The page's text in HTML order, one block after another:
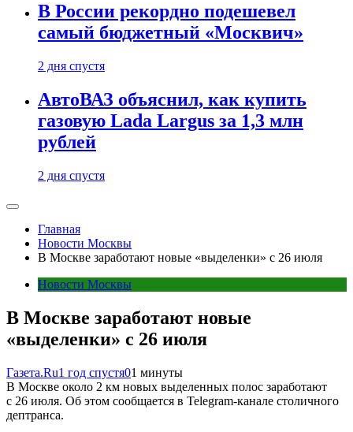
В России рекордно подешевел
самый бюджетный «Москвич»
2 дня спустя
АвтоВАЗ объяснил, как купить
газовую Lada Largus за 1,3 млн
рублей
2 дня спустя
Главная
Новости Москвы
В Москве заработают новые «выделенки» с 26 июля
Новости Москвы
В Москве заработают новые
«выделенки» с 26 июля
Газета.Ru1 год спустя01 минуты
В Москве около 2 км новых выделенных полос заработают
с 26 июля. Об этом сообщается в Telegram-канале столичного
дептранса.